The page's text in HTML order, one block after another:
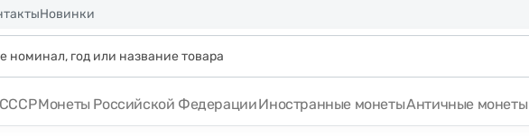
Новинки
Монеты Российской ФедерацииИностранные монетыАнтичные монеты